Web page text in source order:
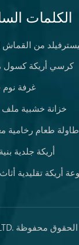
الكلمات
من القماش
كرسي أريكة كسول
غرفة
خزانة خشبية
طاولة طعام رخامية
أريكة جلدية
أريكة تقليدية